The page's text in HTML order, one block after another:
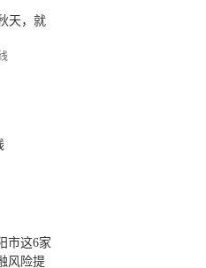
天，就
市这6家
风险提